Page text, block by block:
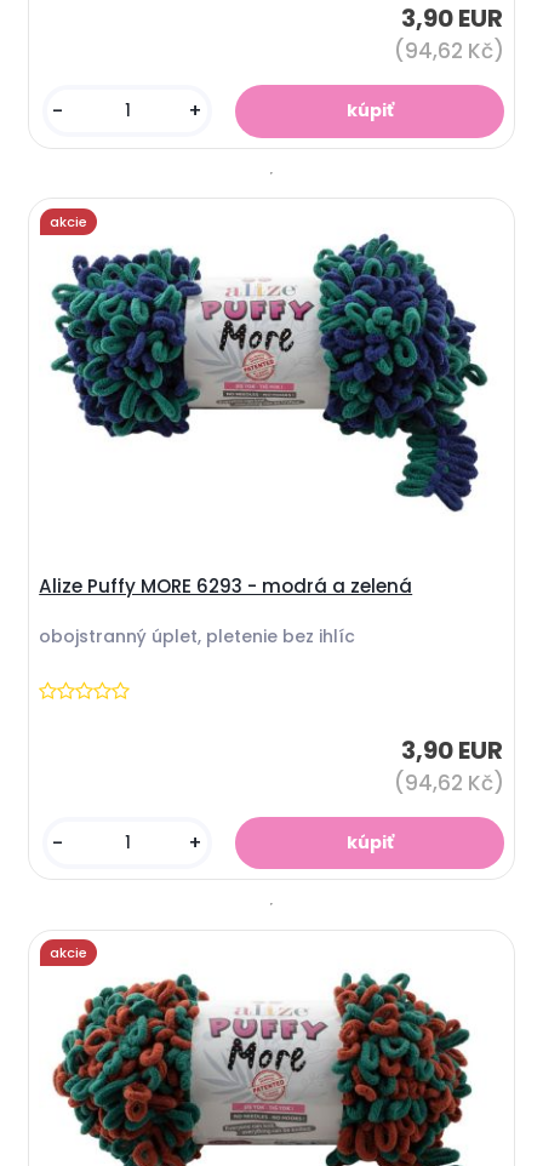
3,90 EUR
(94,62 Kč)
- +
Alize Puffy MORE 6293 - modrá a zelená
obojstranný úplet, pletenie bez ihlíc
3,90 EUR
(94,62 Kč)
- +
akcie
akcie